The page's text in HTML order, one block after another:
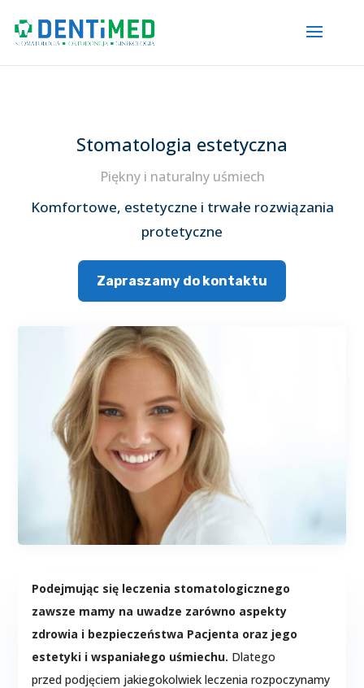
Stomatologia estetyczna
Piękny i naturalny uśmiech
Komfortowe, estetyczne i trwałe rozwiązania
protetyczne
Zapraszamy do kontaktu
Podejmując się leczenia stomatologicznego
zawsze mamy na uwadze zarówno aspekty
zdrowia i bezpieczeństwa Pacjenta oraz jego
estetyki i wspaniałego uśmiechu. Dlatego
przed podjęciem jakiegokolwiek leczenia rozpoczynamy